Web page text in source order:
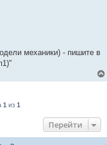
механики) - пишите в
1 из 1
Перейти